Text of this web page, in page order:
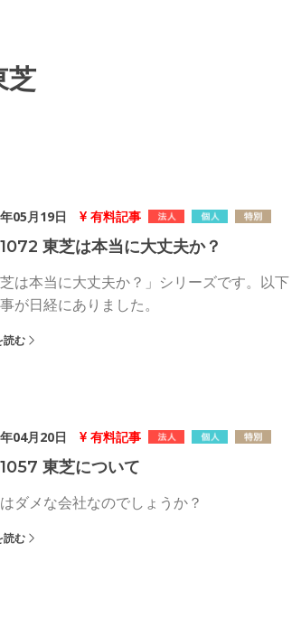
芝
05月19日 有料記事
東芝は本当に大丈夫か？
芝は本当に大丈夫か？」シリーズです。以下
が日経にありました。
読む
04月20日 有料記事
東芝について
ダメな会社なのでしょうか？
読む